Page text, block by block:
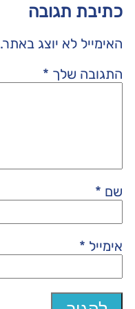
כתיבת תגובה
האימייל לא יוצג באתר.
התגובה שלך *
שם *
אימייל *